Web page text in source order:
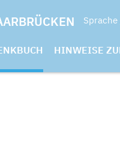
HINWEISE